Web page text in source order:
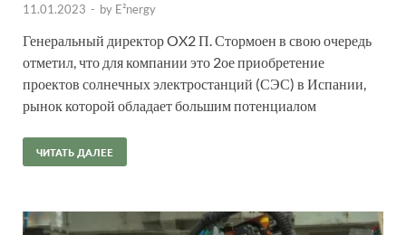
11.01.2023 - by E²nergy
Генеральный директор OX2 П. Стормоен в свою очередь
отметил, что для компании это 2ое приобретение
проектов солнечных электростанций (СЭС) в Испании,
рынок которой обладает большим потенциалом
ЧИТАТЬ ДАЛЕЕ